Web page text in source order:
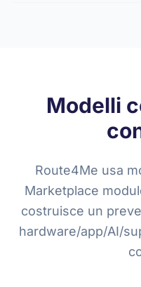
Modelli
Route4Me usa
Marketplace
costruisce un
hardware/app/AI/